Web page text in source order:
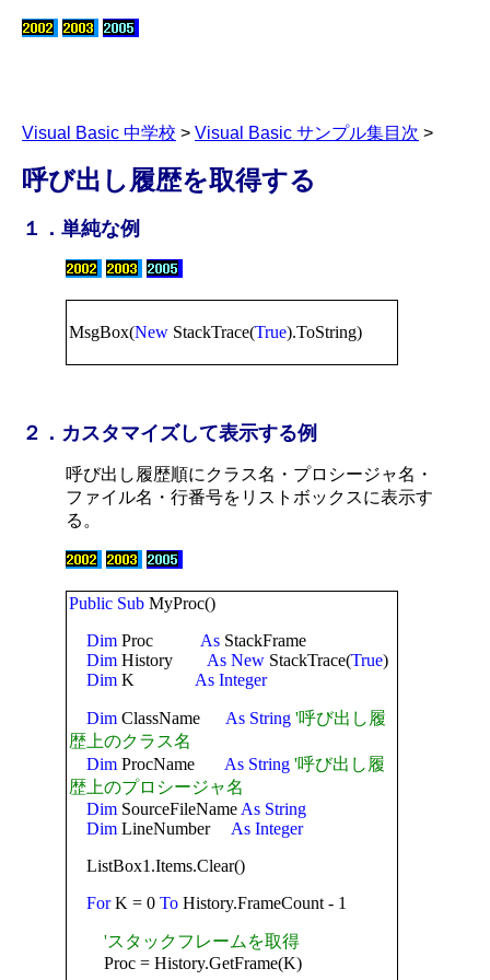
Visual Basic 中学校 > Visual Basic サンプル集目次 >
呼び出し履歴を取得する
１．単純な例
MsgBox(New StackTrace(True).ToString)
２．カスタマイズして表示する例
呼び出し履歴順にクラス名・プロシージャ名・
ファイル名・行番号をリストボックスに表示す
る。
Public Sub MyProc()
Dim Proc As StackFrame
Dim History As New StackTrace(True)
Dim K As Integer
Dim ClassName As String '呼び出し履
歴上のクラス名
Dim ProcName As String '呼び出し履
歴上のプロシージャ名
Dim SourceFileName As String
Dim LineNumber As Integer
ListBox1.Items.Clear()
ForK = 0 To History.FrameCount - 1
'スタックフレームを取得
Proc = History.GetFrame(K)